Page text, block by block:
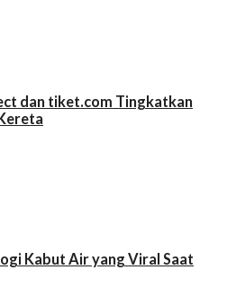
dan tiket.com Tingkatkan
Kabut Air yang Viral Saat